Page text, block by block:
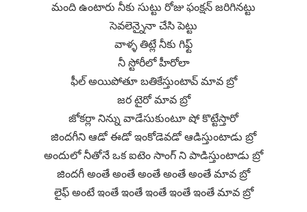
మంది ఉంటారు నీకు సుట్టు రోజు ఫంక్షన్ జరిగినట్టు
సెవలెన్నైనా చేసి పెట్టు
వాళ్ళ తిట్లే నీకు గిఫ్ట్
నీ స్టోరీలో హీరోలా
ఫీల్ అయిపోతూ బతికేస్తుంటావ్ మావ బ్రో
జర టైరో మావ బ్రో
జోకర్లా నిన్ను వాడేసుకుంటూ షో కొట్టేస్తారో
జిందగీని ఆడో ఈడో ఇంకోడెవడో ఆడిస్తుంటాడు బ్రో
అందులో నీతోనే ఒక ఐటెం సాంగ్ ని పాడిస్తుంటాడు బ్రో
జిందగీ అంతే అంతే అంతే అంతే అంతే మావ బ్రో
లైఫ్ అంటే ఇంతే ఇంతే ఇంతే ఇంతే ఇంతే మావ బ్రో